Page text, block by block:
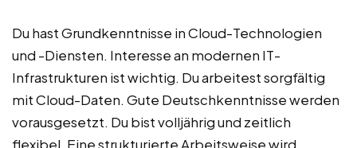
Du hast Grundkenntnisse in Cloud-Technologien
und -Diensten. Interesse an modernen IT-
Infrastrukturen ist wichtig. Du arbeitest sorgfältig
mit Cloud-Daten. Gute Deutschkenntnisse werden
vorausgesetzt. Du bist volljährig und zeitlich
flexibel. Eine strukturierte Arbeitsweise wird